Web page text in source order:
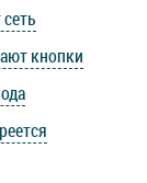
кнопки